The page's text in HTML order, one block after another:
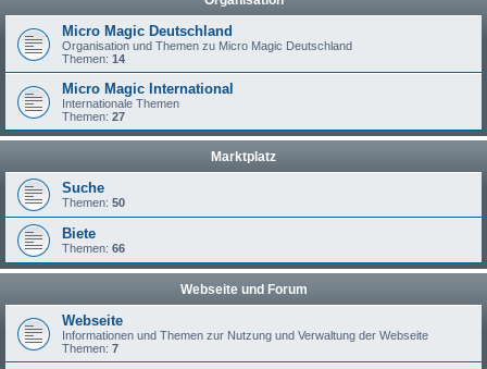
Micro Magic Deutschland
Organisation und Themen zu Micro Magic Deutschland
Themen: 14
Micro Magic International
Internationale Themen
Themen: 27
Marktplatz
Suche
Themen: 50
Biete
Themen: 66
Webseite und Forum
Webseite
Informationen und Themen zur Nutzung und Verwaltung der Webseite
Themen: 7